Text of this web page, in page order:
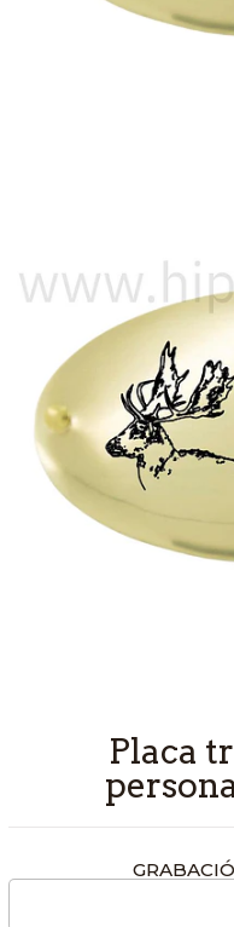
Placa